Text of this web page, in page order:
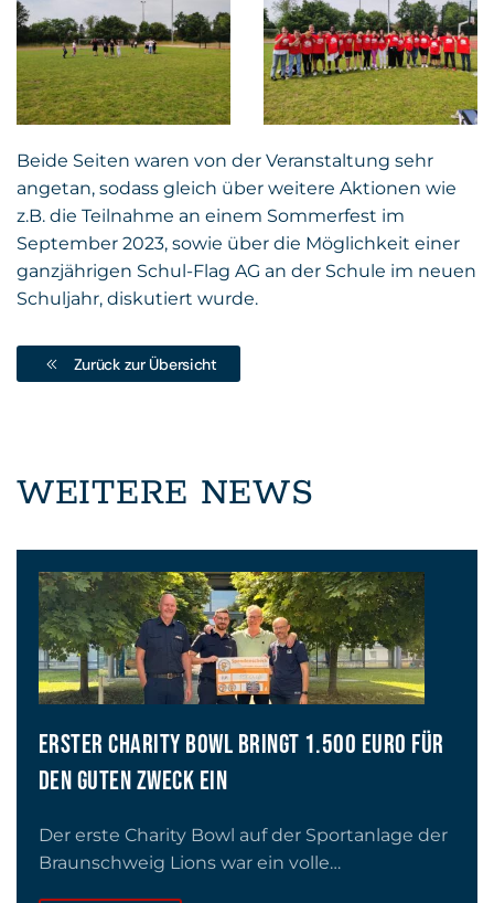
Beide Seiten waren von der Veranstaltung sehr
angetan, sodass gleich über weitere Aktionen wie
z.B. die Teilnahme an einem Sommerfest im
September 2023, sowie über die Möglichkeit einer
ganzjährigen Schul-Flag AG an der Schule im neuen
Schuljahr, diskutiert wurde.
Zurück zur Übersicht
WEITERE NEWS
ERSTER CHARITY BOWL BRINGT 1.500 EURO FÜR
DEN GUTEN ZWECK EIN
Der erste Charity Bowl auf der Sportanlage der
Braunschweig Lions war ein volle…